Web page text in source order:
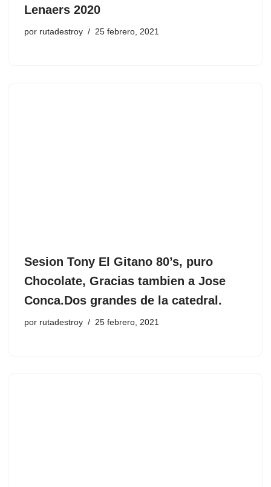
Lenaers 2020
por rutadestroy 25 febrero, 2021
Sesion Tony El Gitano 80’s, puro
Chocolate, Gracias tambien a Jose
Conca.Dos grandes de la catedral.
por rutadestroy 25 febrero, 2021